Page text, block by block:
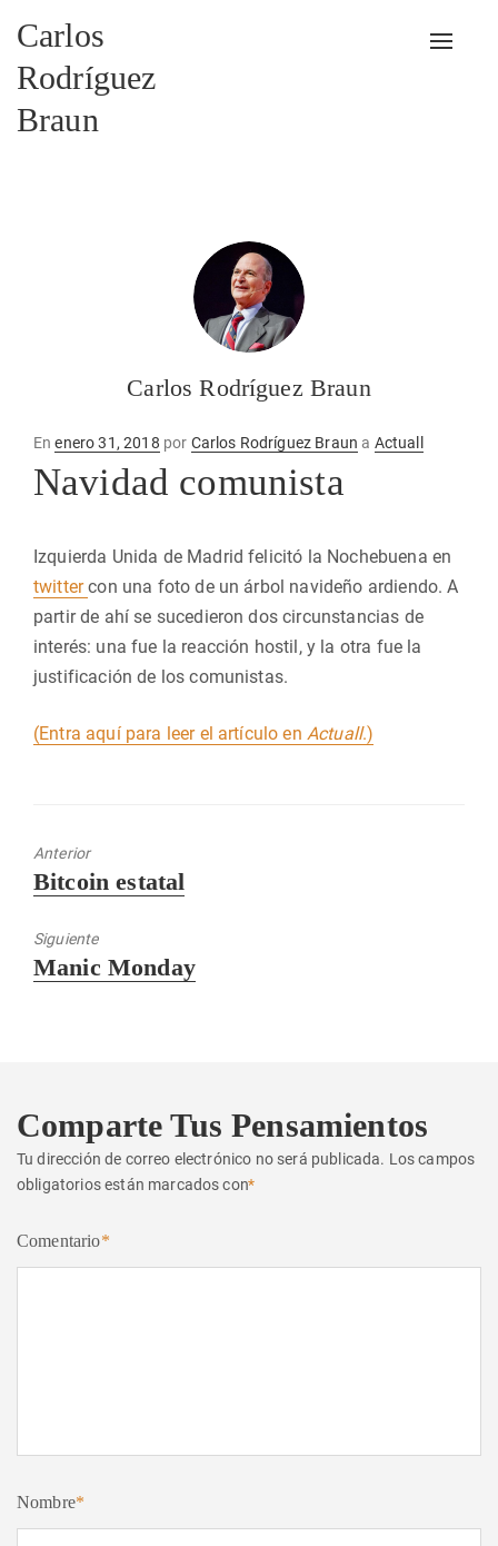
Carlos
Rodríguez
Braun
Carlos Rodríguez Braun
EnPublicado
en
enero 31, 2018 por Carlos Rodríguez Braun a Actuall
Navidad comunista
Izquierda Unida de Madrid felicitó la Nochebuena en
twittercon una foto de un árbol navideño ardiendo. A
partir de ahí se sucedieron dos circunstancias de
interés: una fue la reacción hostil, y la otra fue la
justificación de los comunistas.
(Entra aquí para leer el artículo en Actuall.)
Anterior
Entrada
Bitcoin estatal
Siguiente
Entrada
Manic Monday
Comparte Tus Pensamientos
Tu dirección de correo electrónico no será publicada. Los campos
obligatorios están marcados con*
Comentario*
Nombre*